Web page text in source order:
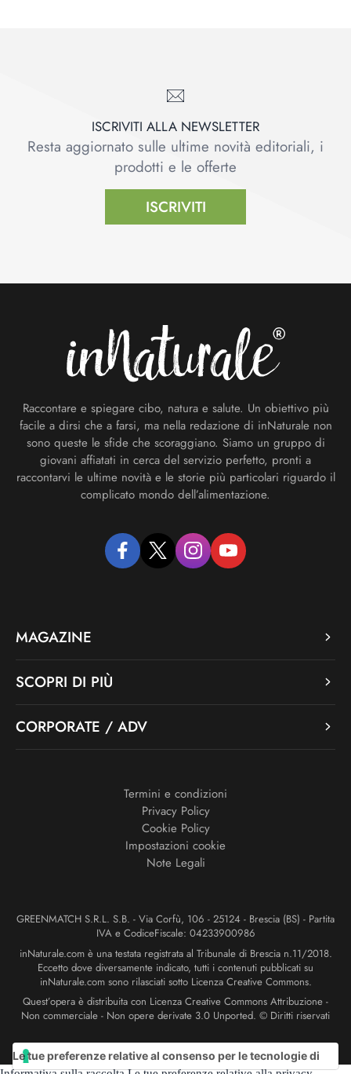
ISCRIVITI ALLA NEWSLETTER
Resta aggiornato sulle ultime novità editoriali, i
prodotti e le offerte
ISCRIVITI
Raccontare e spiegare cibo, natura e salute. Un obiettivo più
facile a dirsi che a farsi, ma nella redazione di inNaturale non
sono queste le sfide che scoraggiano. Siamo un gruppo di
giovani affiatati in cerca del servizio perfetto, pronti a
raccontarvi le ultime novità e le storie più particolari riguardo il
complicato mondo dell’alimentazione.
facebooktwitter instagramyoutube
MAGAZINE
SCOPRI DI PIÙ
CORPORATE / ADV
Termini e condizioni
Privacy Policy
Cookie Policy
Impostazioni cookie
Note Legali
GREENMATCH S.R.L. S.B. - Via Corfù, 106 - 25124 - Brescia (BS) - Partita
IVA e CodiceFiscale: 04233900986
inNaturale.com è una testata registrata al Tribunale di Brescia n.11/2018.
Eccetto dove diversamente indicato, tutti i contenuti pubblicati su
inNaturale.com sono rilasciati sotto Licenza Creative Commons.
Quest’opera è distribuita con Licenza Creative Commons Attribuzione -
Non commerciale - Non opere derivate 3.0 Unported. © Diritti riservati
Le tue preferenze relative al consenso per le tecnologie di